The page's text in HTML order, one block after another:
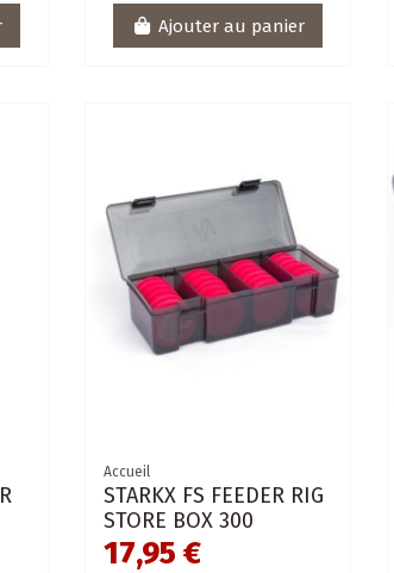
Ajouter au panier
Accueil
STARKX FS FEEDER RIG
STORE BOX 300
17,95 €